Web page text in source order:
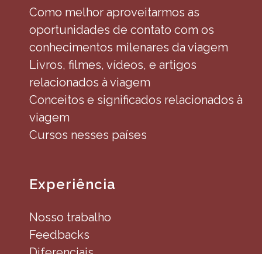
Como melhor aproveitarmos as
oportunidades de contato com os
conhecimentos milenares da viagem
Livros, filmes, vídeos, e artigos
relacionados à viagem
Conceitos e significados relacionados à
viagem
Cursos nesses países
Experiência
Nosso trabalho
Feedbacks